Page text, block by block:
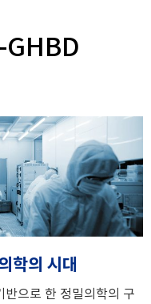
학의 시대
으로 한 정밀의학의 구